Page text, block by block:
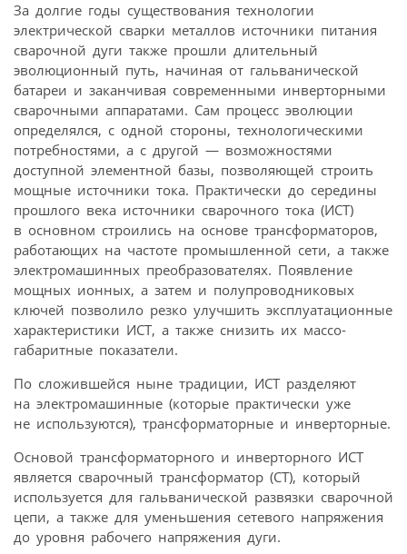
За долгие годы существования технологии
электрической сварки металлов источники питания
сварочной дуги также прошли длительный
эволюционный путь, начиная от гальванической
батареи и заканчивая современными инверторными
сварочными аппаратами. Сам процесс эволюции
определялся, с одной стороны, технологическими
потребностями, а с другой — возможностями
доступной элементной базы, позволяющей строить
мощные источники тока. Практически до середины
прошлого века источники сварочного тока (ИСТ)
в основном строились на основе трансформаторов,
работающих на частоте промышленной сети, а также
электромашинных преобразователях. Появление
мощных ионных, а затем и полупроводниковых
ключей позволило резко улучшить эксплуатационные
характеристики ИСТ, а также снизить их массо-
габаритные показатели.
По сложившейся ныне традиции, ИСТ разделяют
на электромашинные (которые практически уже
не используются), трансформаторные и инверторные.
Основой трансформаторного и инверторного ИСТ
является сварочный трансформатор (СТ), который
используется для гальванической развязки сварочной
цепи, а также для уменьшения сетевого напряжения
до уровня рабочего напряжения дуги.